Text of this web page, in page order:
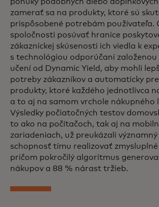
zamerať sa na produkty, ktoré sú
prispôsobené potrebám používateľa.
spoločnosti posúvať hranice
zákazníckej skúsenosti ich viedla k
s technológiou odporúčaní založenou
učení od Dynamic Yield, aby mohli
potreby zákazníkov a automaticky
produkty, ktoré každého jednotlivca
a to aj na samom vrchole nákupného
Výsledky počiatočných testov
to ako na počítačoch, tak aj na
zariadeniach, už preukázali významný
schopnosť tímu realizovať
pričom pokročilý algoritmus
nákupov a 88 % nárast tržieb.